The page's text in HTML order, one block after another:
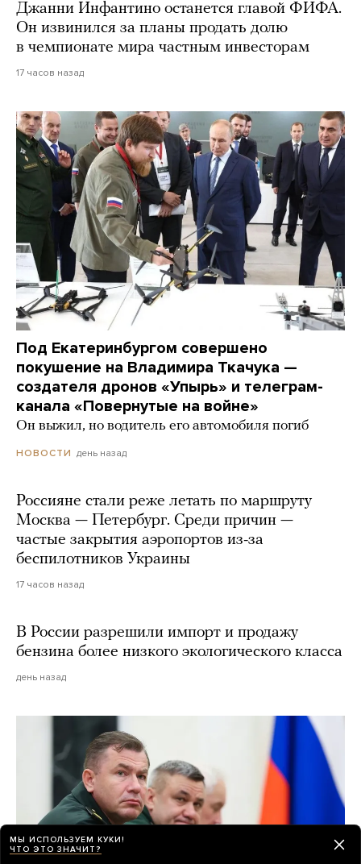
Джанни Инфантино останется главой ФИФА.
Он извинился за планы продать долю
в чемпионате мира частным инвесторам
17 часов назад
Под Екатеринбургом совершено
покушение на Владимира Ткачука —
создателя дронов «Упырь» и телеграм-
канала «Повернутые на войне»
Он выжил, но водитель его автомобиля погиб
НОВОСТИ день назад
Россияне стали реже летать по маршруту
Москва — Петербург. Среди причин —
частые закрытия аэропортов из-за
беспилотников Украины
17 часов назад
В России разрешили импорт и продажу
бензина более низкого экологического класса
день назад
МЫ ИСПОЛЬЗУЕМ КУКИ!
ЧТО ЭТО ЗНАЧИТ?